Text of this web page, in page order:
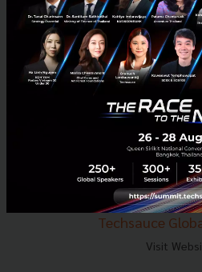
Tel : 02-001-
Mobile : 06-
Techsauce
About
Techsauce
Privacy
ส่งบทคว
Techsauce
Visit